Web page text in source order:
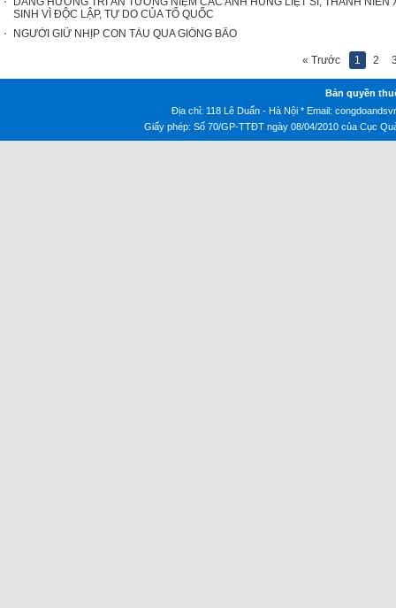
SINH VÌ ĐỘC LẬP, TỰ DO CỦA TỔ QUỐC
NGƯỜI GIỮ NHỊP CON TÀU QUA GIÔNG BÃO
« Trước 1 2
Bản quyền
Địa chỉ: 118 Lê Duẩn - Hà Nội * Email:
Giấy phép: Số 70/GP-TTĐT ngày 08/04/2010 của Cục